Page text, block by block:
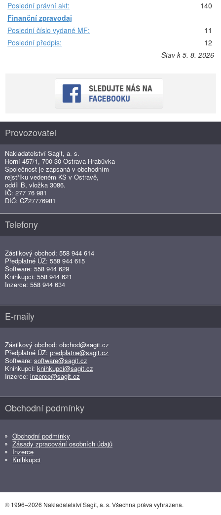
Poslední právní akt:
140
Finanční zpravodaj
Poslední číslo vydané MF:
11
Poslední předpis:
12
Stav k 5. 8. 2026
Provozovatel
Nakladatelství Sagit, a. s.
Horní 457/1, 700 30 Ostrava-Hrabůvka
Společnost je zapsaná v obchodním
rejstříku vedeném KS v Ostravě,
oddíl B, vložka 3086.
IČ: 277 76 981
DIČ: CZ27776981
Telefony
Zásilkový obchod: 558 944 614
Předplatné ÚZ: 558 944 615
Software: 558 944 629
Knihkupci: 558 944 621
Inzerce: 558 944 634
E-maily
Zásilkový obchod: obchod@sagit.cz
Předplatné ÚZ: predplatne@sagit.cz
Software: software@sagit.cz
Knihkupci: knihkupci@sagit.cz
Inzerce: inzerce@sagit.cz
Obchodní podmínky
Obchodní podmínky
Zásady zpracování osobních údajů
Inzerce
Knihkupci
© 1996–2026 Nakladatelství Sagit, a. s. Všechna práva vyhrazena.